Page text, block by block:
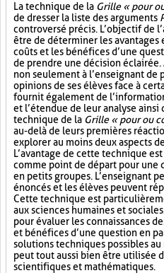
La technique de la Grille « pour
de dresser la liste des arguments
controversé précis. L’objectif de
être de déterminer les avantages
coûts et les bénéfices d’une
de prendre une décision
non seulement à l’enseignant de
opinions de ses élèves face à
fournit également de
et l’étendue de leur analyse ainsi
technique de la Grille « pour ou
au-delà de leurs premières
explorer au moins deux aspects
L’avantage de cette technique
comme point de départ pour une
en petits groupes. L’enseignant
énoncés et les élèves peuvent
Cette technique est
aux sciences humaines et
pour évaluer les connaissances
et bénéfices d’une question en
solutions techniques possibles
peut tout aussi bien être utilisée
scientifiques et mathématiques.